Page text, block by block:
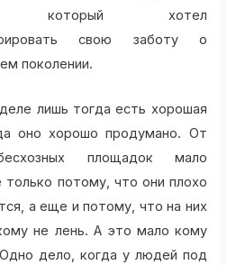
который хотел
свою заботу о
поколении.
лишь тогда есть хорошая
оно хорошо продумано. От
площадок мало
только потому, что они плохо
а еще и потому, что на них
не лень. А это мало кому
дело, когда у людей под